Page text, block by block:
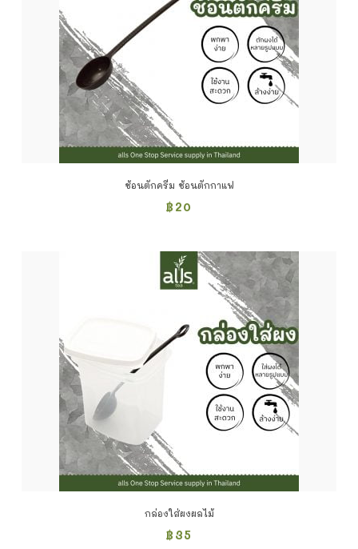
ช้อนตักครีม ช้อนตักกาแฟ
฿ 20
กล่องใส่ผงผลไม้
฿ 35